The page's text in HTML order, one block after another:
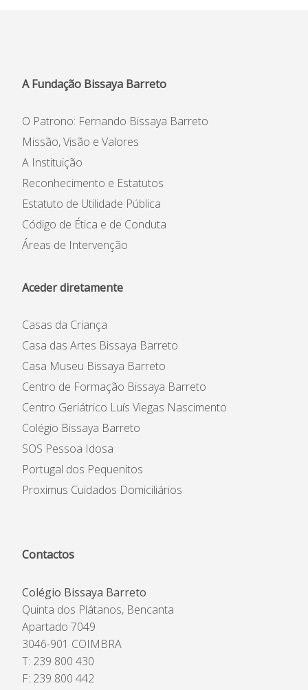
A Fundação Bissaya Barreto
O Patrono: Fernando Bissaya Barreto
Missão, Visão e Valores
A Instituição
Reconhecimento e Estatutos
Estatuto de Utilidade Pública
Código de Ética e de Conduta
Áreas de Intervenção
Aceder diretamente
Casas da Criança
Casa das Artes Bissaya Barreto
Casa Museu Bissaya Barreto
Centro de Formação Bissaya Barreto
Centro Geriátrico Luís Viegas Nascimento
Colégio Bissaya Barreto
SOS Pessoa Idosa
Portugal dos Pequenitos
Proximus Cuidados Domiciliários
Contactos
Colégio Bissaya Barreto
Quinta dos Plátanos, Bencanta
Apartado 7049
3046-901 COIMBRA
T: 239 800 430
F: 239 800 442